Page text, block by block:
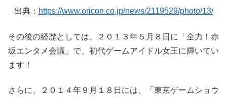
出典： https://www.oricon.co.jp/news/2119529/photo/13/
その後の経歴としては、２０１３年５月８日に「全力！赤
坂エンタメ会議」で、初代ゲームアイドル女王に輝いてい
ます！
さらに、２０１４年９月１８日には、「東京ゲームショウ